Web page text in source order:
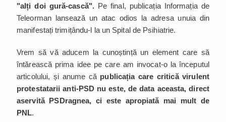
"alți doi gură-cască". Pe final, publicația Informația de
Teleorman lansează un atac odios la adresa unuia din
manifestați trimițându-l la un Spital de Psihiatrie.
Vrem să vă aducem la cunoștință un element care să
întărească prima idee pe care am invocat-o la începutul
articolului, și anume că publicația care critică virulent
protestatarii anti-PSD nu este, de data aceasta, direct
aservită PSDragnea, ci este apropiată mai mult de
PNL.